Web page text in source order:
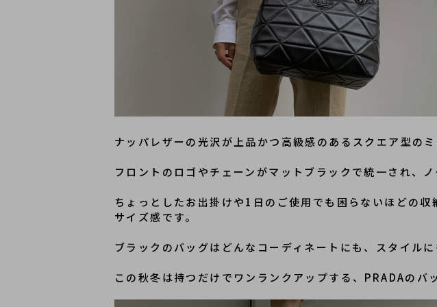
ナッパレザーの光沢が上品かつ高級感のあるスクエア型の
フロントのロゴやチェーンがマットブラックで統一され、
ちょっとしたお出掛けや1日のご使用でも困らないほどの
サイズ感です。
ブラックのバッグはどんなコーディネートにも、スタイル
この秋冬は持つだけでワンランクアップする、PRADAのバ